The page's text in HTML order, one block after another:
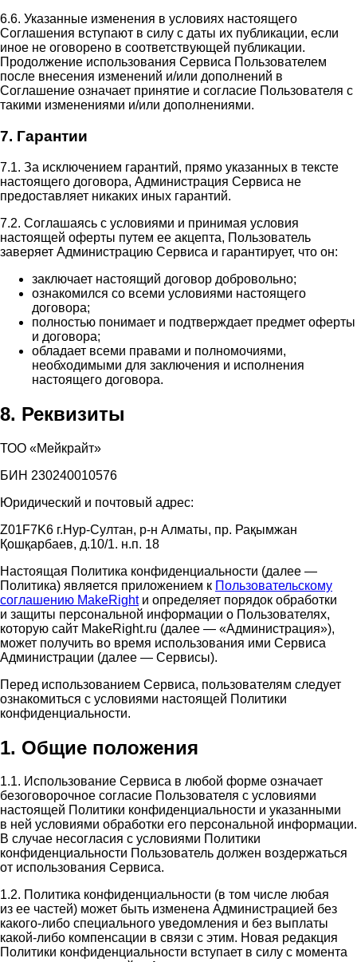
6.6. Указанные изменения в условиях настоящего
Соглашения вступают в силу с даты их публикации, если
иное не оговорено в соответствующей публикации.
Продолжение использования Сервиса Пользователем
после внесения изменений и/или дополнений в
Соглашение означает принятие и согласие Пользователя с
такими изменениями и/или дополнениями.
7. Гарантии
7.1. За исключением гарантий, прямо указанных в тексте
настоящего договора, Администрация Сервиса не
предоставляет никаких иных гарантий.
7.2. Соглашаясь с условиями и принимая условия
настоящей оферты путем ее акцепта, Пользователь
заверяет Администрацию Сервиса и гарантирует, что он:
заключает настоящий договор добровольно;
ознакомился со всеми условиями настоящего
договора;
полностью понимает и подтверждает предмет оферты
и договора;
обладает всеми правами и полномочиями,
необходимыми для заключения и исполнения
настоящего договора.
8. Реквизиты
ТОО «Мейкрайт»
БИН 230240010576
Юридический и почтовый адрес:
Z01F7K6 г.Нур-Султан, р-н Алматы, пр. Рақымжан
Қошқарбаев, д.10/1. н.п. 18
Настоящая Политика конфиденциальности (далее —
Политика) является приложением к Пользовательскому
соглашению MakeRightи определяет порядок обработки
и защиты персональной информации о Пользователях,
которую сайт MakeRight.ru (далее — «Администрация»),
может получить во время использования ими Cервиса
Администрации (далее — Сервисы).
Перед использованием Сервиса, пользователям следует
ознакомиться с условиями настоящей Политики
конфиденциальности.
1. Общие положения
1.1. Использование Сервиса в любой форме означает
безоговорочное согласие Пользователя с условиями
настоящей Политики конфиденциальности и указанными
в ней условиями обработки его персональной информации.
В случае несогласия с условиями Политики
конфиденциальности Пользователь должен воздержаться
от использования Сервиса.
1.2. Политика конфиденциальности (в том числе любая
из ее частей) может быть изменена Администрацией без
какого-либо специального уведомления и без выплаты
какой-либо компенсации в связи с этим. Новая редакция
Политики конфиденциальности вступает в силу с момента